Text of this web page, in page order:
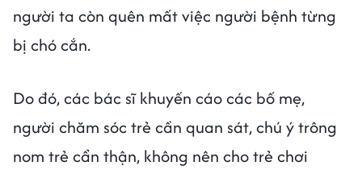
người ta còn quên mất việc người bệnh từng
bị chó cắn.
Do đó, các bác sĩ khuyến cáo các bố mẹ,
người chăm sóc trẻ cần quan sát, chú ý trông
nom trẻ cẩn thận, không nên cho trẻ chơi